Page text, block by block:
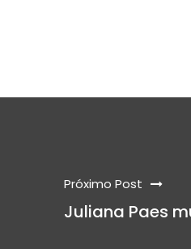
Próximo Post
Juliana Paes